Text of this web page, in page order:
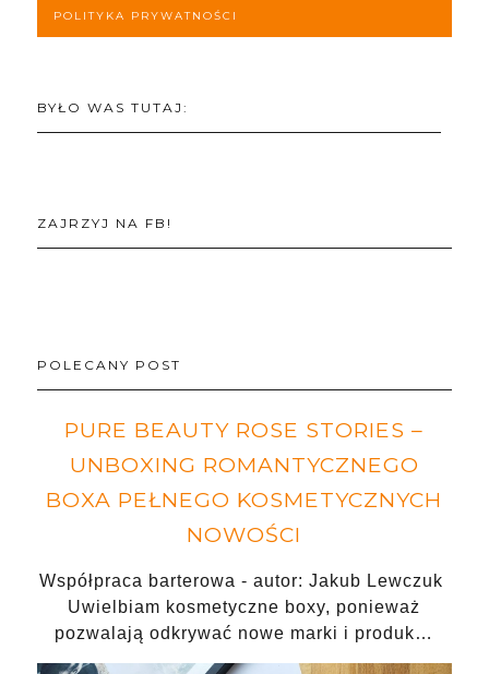
POLITYKA PRYWATNOŚCI
BYŁO WAS TUTAJ:
ZAJRZYJ NA FB!
POLECANY POST
PURE BEAUTY ROSE STORIES –
UNBOXING ROMANTYCZNEGO
BOXA PEŁNEGO KOSMETYCZNYCH
NOWOŚCI
Współpraca barterowa - autor: Jakub Lewczuk
Uwielbiam kosmetyczne boxy, ponieważ
pozwalają odkrywać nowe marki i produk…